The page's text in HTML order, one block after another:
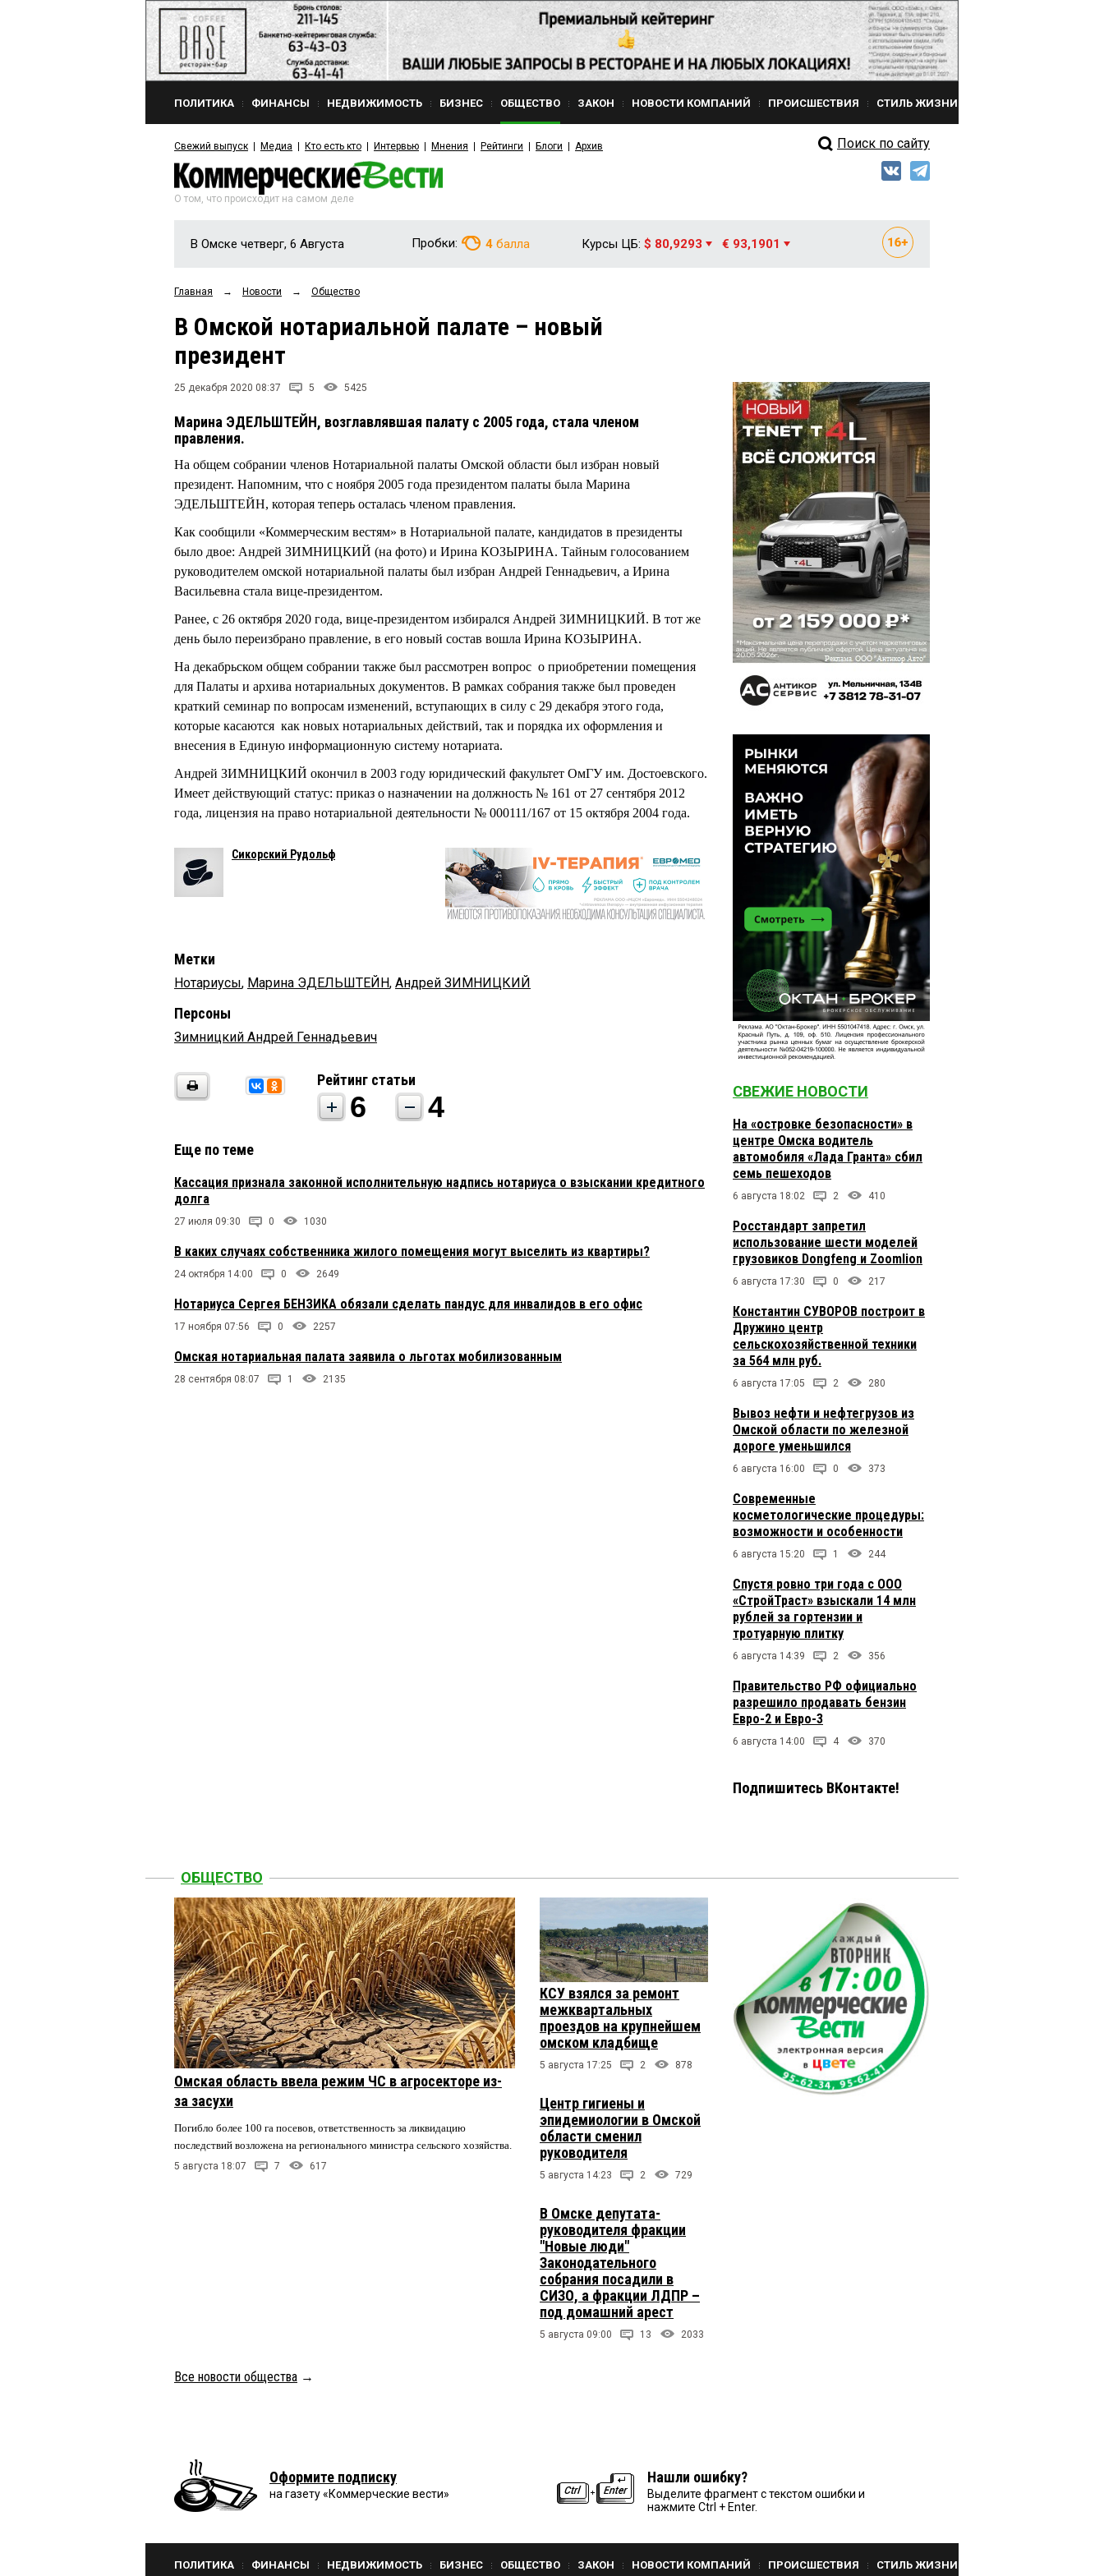
ПОЛИТИКА ФИНАНСЫ НЕДВИЖИМОСТЬ БИЗНЕС ОБЩЕСТВО ЗАКОН НОВОСТИ КОМПАНИЙ ПРОИСШЕСТВИЯ СТИЛЬ ЖИЗНИ
Свежий выпуск Медиа Кто есть кто Интервью Мнения Рейтинги Блоги Архив Поиск по сайту
О том, что происходит на самом деле
В Омске четверг, 6 Августа Пробки: 4 балла Курсы ЦБ: $ 80,9293 € 93,1901
Главная → Новости → Общество
В Омской нотариальной палате – новый
президент
25 декабря 2020 08:37 5 5425
Марина ЭДЕЛЬШТЕЙН, возглавлявшая палату с 2005 года, стала членом
правления.
На общем собрании членов Нотариальной палаты Омской области был избран новый
президент. Напомним, что с ноября 2005 года президентом палаты была Марина
ЭДЕЛЬШТЕЙН, которая теперь осталась членом правления.
Как сообщили «Коммерческим вестям» в Нотариальной палате, кандидатов в президенты
было двое: Андрей ЗИМНИЦКИЙ (на фото) и Ирина КОЗЫРИНА. Тайным голосованием
руководителем омской нотариальной палаты был избран Андрей Геннадьевич, а Ирина
Васильевна стала вице-президентом.
Ранее, с 26 октября 2020 года, вице-президентом избирался Андрей ЗИМНИЦКИЙ. В тот же
день было переизбрано правление, в его новый состав вошла Ирина КОЗЫРИНА.
На декабрьском общем собрании также был рассмотрен вопрос о приобретении помещения
для Палаты и архива нотариальных документов. В рамках собрания также был проведен
краткий семинар по вопросам изменений, вступающих в силу с 29 декабря этого года,
которые касаются как новых нотариальных действий, так и порядка их оформления и
внесения в Единую информационную систему нотариата.
Андрей ЗИМНИЦКИЙ окончил в 2003 году юридический факультет ОмГУ им. Достоевского.
Имеет действующий статус: приказ о назначении на должность № 161 от 27 сентября 2012
года, лицензия на право нотариальной деятельности № 000111/167 от 15 октября 2004 года.
Сикорский Рудольф
Метки
Нотариусы, Марина ЭДЕЛЬШТЕЙН, Андрей ЗИМНИЦКИЙ
Персоны
Зимницкий Андрей Геннадьевич
Рейтинг статьи
6 4
Еще по теме
Кассация признала законной исполнительную надпись нотариуса о взыскании кредитного
долга
27 июля 09:30 0 1030
В каких случаях собственника жилого помещения могут выселить из квартиры?
24 октября 14:00 0 2649
Нотариуса Сергея БЕНЗИКА обязали сделать пандус для инвалидов в его офис
17 ноября 07:56 0 2257
Омская нотариальная палата заявила о льготах мобилизованным
28 сентября 08:07 1 2135
СВЕЖИЕ НОВОСТИ
На «островке безопасности» в
центре Омска водитель
автомобиля «Лада Гранта» сбил
семь пешеходов
6 августа 18:02 2 410
Росстандарт запретил
использование шести моделей
грузовиков Dongfeng и Zoomlion
6 августа 17:30 0 217
Константин СУВОРОВ построит в
Дружино центр
сельскохозяйственной техники
за 564 млн руб.
6 августа 17:05 2 280
Вывоз нефти и нефтегрузов из
Омской области по железной
дороге уменьшился
6 августа 16:00 0 373
Современные
косметологические процедуры:
возможности и особенности
6 августа 15:20 1 244
Спустя ровно три года с ООО
«СтройТраст» взыскали 14 млн
рублей за гортензии и
тротуарную плитку
6 августа 14:39 2 356
Правительство РФ официально
разрешило продавать бензин
Евро-2 и Евро-3
6 августа 14:00 4 370
Подпишитесь ВКонтакте!
ОБЩЕСТВО
Омская область ввела режим ЧС в агросекторе из-
за засухи
Погибло более 100 га посевов, ответственность за ликвидацию
последствий возложена на регионального министра сельского хозяйства.
5 августа 18:07 7 617
КСУ взялся за ремонт
межквартальных
проездов на крупнейшем
омском кладбище
5 августа 17:25 2 878
Центр гигиены и
эпидемиологии в Омской
области сменил
руководителя
5 августа 14:23 2 729
В Омске депутата-
руководителя фракции
"Новые люди"
Законодательного
собрания посадили в
СИЗО, а фракции ЛДПР –
под домашний арест
5 августа 09:00 13 2033
Все новости общества →
Оформите подписку
на газету «Коммерческие вести»
Нашли ошибку?
Выделите фрагмент с текстом ошибки и
нажмите Ctrl + Enter.
ПОЛИТИКА ФИНАНСЫ НЕДВИЖИМОСТЬ БИЗНЕС ОБЩЕСТВО ЗАКОН НОВОСТИ КОМПАНИЙ ПРОИСШЕСТВИЯ СТИЛЬ ЖИЗНИ